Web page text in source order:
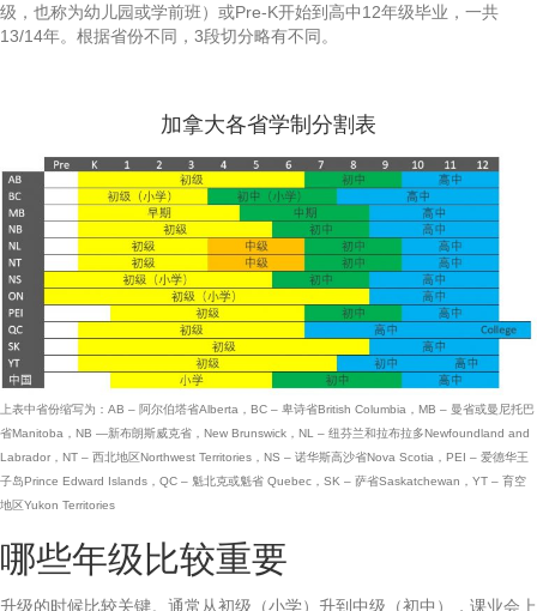
级，也称为幼儿园或学前班）或Pre-K开始到高中12年级毕业，一共
13/14年。根据省份不同，3段切分略有不同。
加拿大各省学制分割表
上表中省份缩写为：AB – 阿尔伯塔省Alberta，BC – 卑诗省British Columbia，MB – 曼省或曼尼托巴
省Manitoba，NB —新布朗斯威克省，New Brunswick，NL – 纽芬兰和拉布拉多Newfoundland and
Labrador，NT – 西北地区Northwest Territories，NS – 诺华斯高沙省Nova Scotia，PEI – 爱德华王
子岛Prince Edward Islands，QC – 魁北克或魁省 Quebec，SK – 萨省Saskatchewan，YT – 育空
地区Yukon Territories
哪些年级比较重要
升级的时候比较关键。通常从初级（小学）升到中级（初中），课业会上